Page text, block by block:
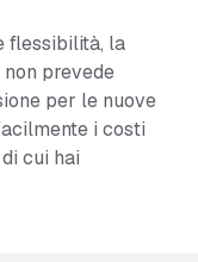
flessibilità, la
prevede
per le nuove
i costi
cui hai